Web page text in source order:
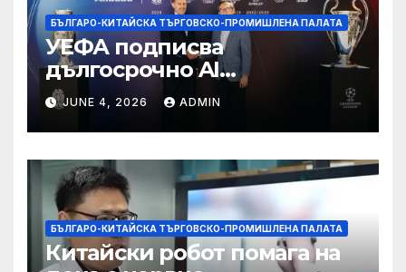
БЪЛГАРО-КИТАЙСКА ТЪРГОВСКО-ПРОМИШЛЕНА ПАЛАТА
УЕФА подписва
дългосрочно AI
партньорство с Alibaba
JUNE 4, 2026 ADMIN
БЪЛГАРО-КИТАЙСКА ТЪРГОВСКО-ПРОМИШЛЕНА ПАЛАТА
Китайски робот помага на